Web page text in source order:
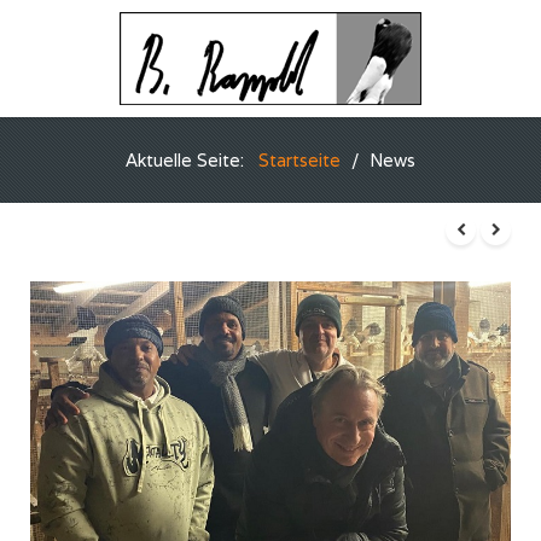
Aktuelle Seite: Startseite News